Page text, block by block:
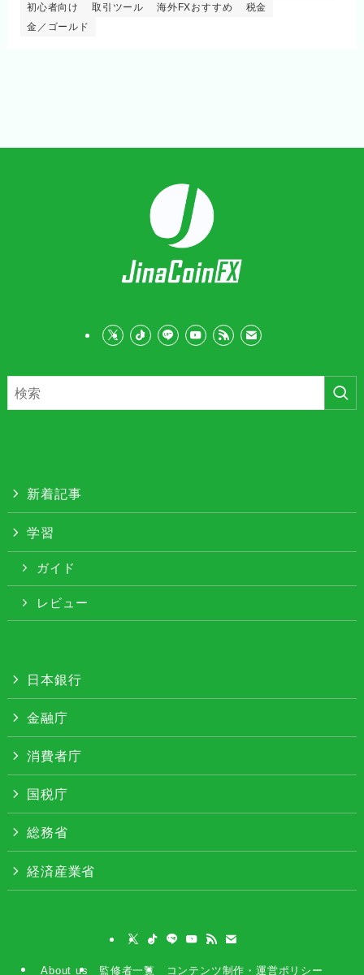
初心者向け
取引ツール 海外FXおすすめ
税金
金／ゴールド
新着記事
学習
ガイド
レビュー
日本銀行
金融庁
消費者庁
国税庁
総務省
経済産業省
About us 監修者一覧 コンテンツ制作・運営ポリシー